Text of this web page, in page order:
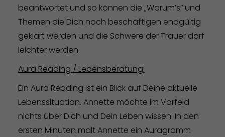
beantwortet und so können die „Warum’s“ und
Themen die Dich noch beschäftigen endgültig
geklärt werden und die Schwere der Trauer darf
leichter werden.
Aura Reading / Lebensberatung:
Ein Aura Reading ist ein Blick auf Deine aktuelle
Lebenssituation. Annette möchte im Vorfeld
nichts über Dich und Dein Leben wissen. In den
ersten Minuten malt Annette ein Auragramm